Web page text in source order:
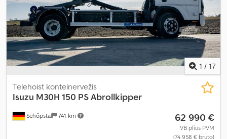
1 / 17
Schöpstal 741 km
Telehoist konteinervežis
Isuzu M30H 150 PS Abrollkipper
62 990 €
VB plius PVM
(74 958 € bruto)